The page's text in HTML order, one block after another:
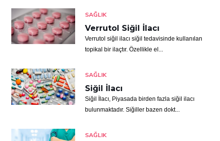
SAĞLIK
Verrutol Siğil İlacı
Verrutol siğil ilacı siğil tedavisinde kullanılan
topikal bir ilaçtır. Özellikle el...
SAĞLIK
Siğil İlacı
Siğil İlacı, Piyasada birden fazla siğil ilacı
bulunmaktadır. Siğiller bazen dokt...
SAĞLIK